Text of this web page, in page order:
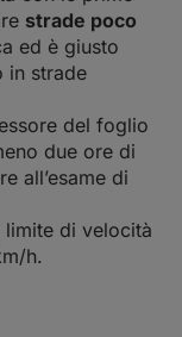
strade poco
ed è giusto
in strade
del foglio
due ore di
all’esame di
limite di velocità
h.